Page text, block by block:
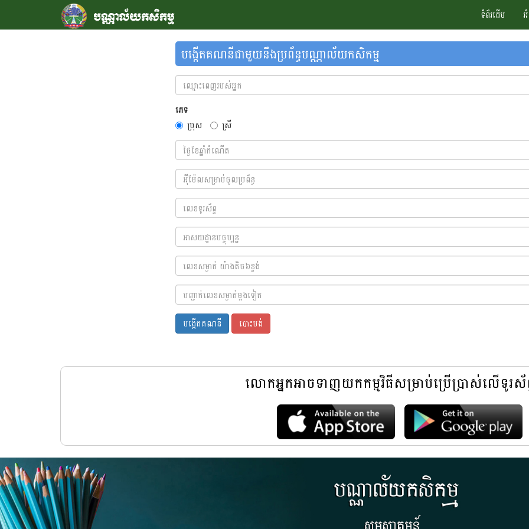
ទំព័រដើម
បង្កើតគណនីជាមួយនឹងប្រព័ន្ធបណ្ណាល័យកសិកម្ម
ភេទ
ប្រុស
ស្រី
បង្កើតគណនី ​បោះបង់
លោកអ្នកអាចទាញយកកម្មវិធីសម្រាប់ប្រើប្រាស់លើទូរស័